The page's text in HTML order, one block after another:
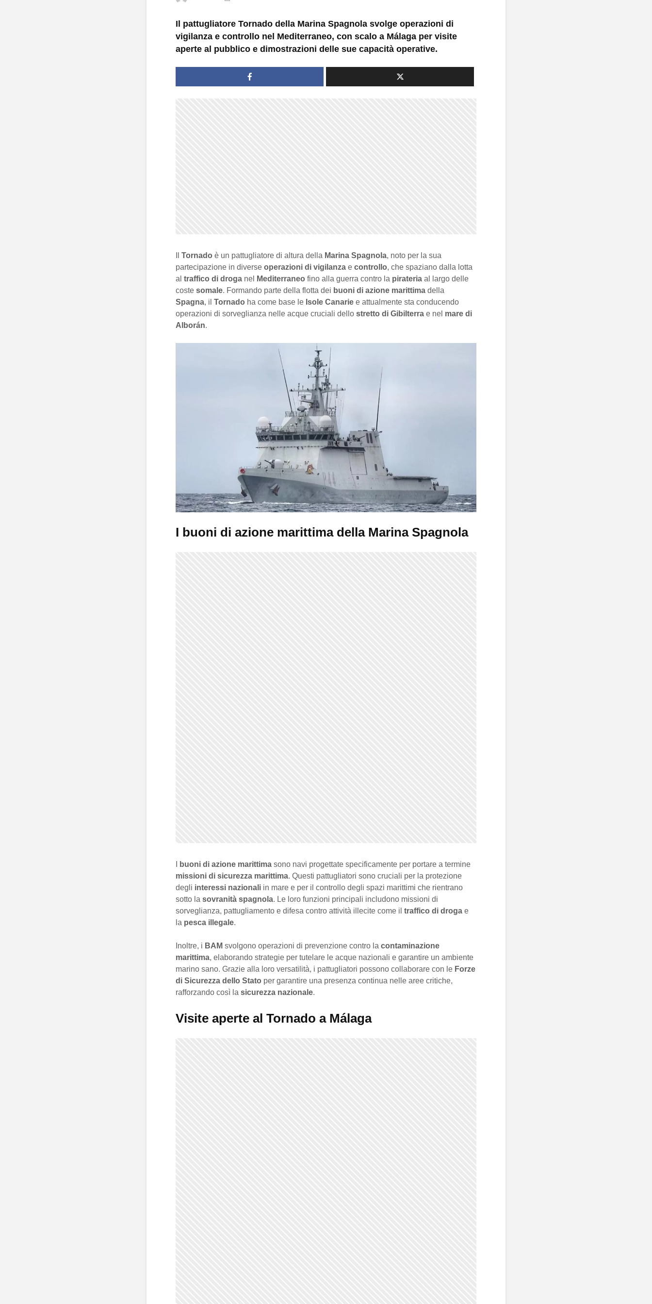
Il pattugliatore Tornado della Marina Spagnola svolge operazioni di
vigilanza e controllo nel Mediterraneo, con scalo a Málaga per visite
aperte al pubblico e dimostrazioni delle sue capacità operative.
Tornado è un pattugliatore di altura della Marina Spagnola, noto per la sua
partecipazione in diverse operazioni di vigilanza e controllo, che spaziano dalla lotta
al traffico di droga nel Mediterraneo fino alla guerra contro la pirateria al largo delle
coste somale. Formando parte della flotta dei buoni di azione marittima della
Spagna, il Tornado ha come base le Isole Canarie e attualmente sta conducendo
operazioni di sorveglianza nelle acque cruciali dello stretto di Gibilterra e nel mare di
Alborán.
I buoni di azione marittima della Marina Spagnola
buoni di azione marittima sono navi progettate specificamente per portare a termine
missioni di sicurezza marittima. Questi pattugliatori sono cruciali per la protezione
degli interessi nazionali in mare e per il controllo degli spazi marittimi che rientrano
sotto la sovranità spagnola. Le loro funzioni principali includono missioni di
sorveglianza, pattugliamento e difesa contro attività illecite come il traffico di droga e
la pesca illegale.
Inoltre, i BAM svolgono operazioni di prevenzione contro la contaminazione
marittima, elaborando strategie per tutelare le acque nazionali e garantire un ambiente
marino sano. Grazie alla loro versatilità, i pattugliatori possono collaborare con le Forze
di Sicurezza dello Stato per garantire una presenza continua nelle aree critiche,
rafforzando così la sicurezza nazionale.
Visite aperte al Tornado a Málaga